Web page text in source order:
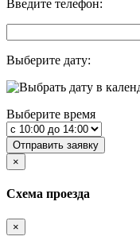
Введите телефон:
Выберите дату:
Выберите время
Отправить заявку
×
Схема проезда
×